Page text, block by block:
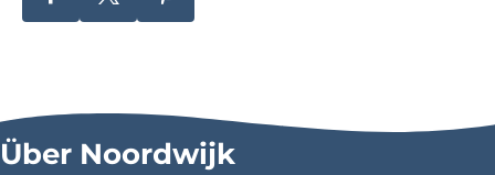
D
e
S
D
e
S
D
e
S
Über Noordwijk